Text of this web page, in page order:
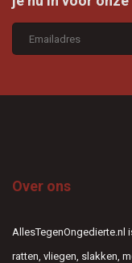
Over ons
AllesTegenOngedierte.nl
ratten, vliegen, slakken,